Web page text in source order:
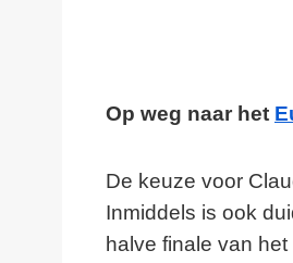
Op weg naar het
De keuze voor
Inmiddels is ook
halve finale van